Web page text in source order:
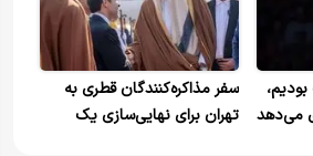
می‌دهد
سفر مذاکره‌کنندگان قطری به
تهران برای نهایی‌سازی یک